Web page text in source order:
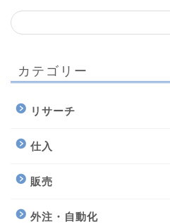
カテゴリー
リサーチ
仕入
販売
外注・自動化